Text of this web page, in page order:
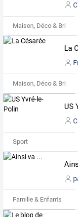
Maison, Déco &
La
Maison, Déco &
US
Sport
Famille & Enfants